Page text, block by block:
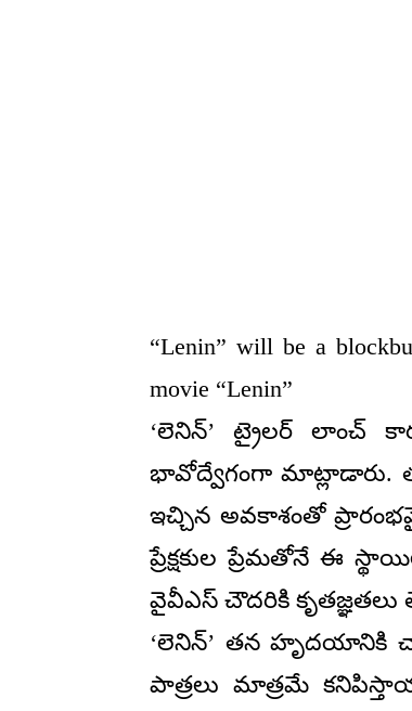
“Lenin” will be a
movie “Lenin”
‘లెనిన్’ ట్రైలర్ లాంచ్
భావోద్వేగంగా మాట్లాడారు.
ఇచ్చిన అవకాశంతో
ప్రేక్షకుల ప్రేమతోనే ఈ
వైవీఎస్ చౌదరికి కృతజ్ఞతలు
‘లెనిన్’ తన హృదయానికి
పాత్రలు మాత్రమే